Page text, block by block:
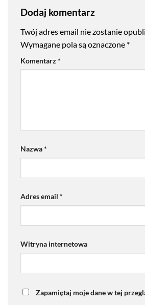
Dodaj komentarz
Twój adres email nie zostanie
Wymagane pola są oznaczone *
Komentarz*
Nazwa*
Adres email *
Witryna internetowa
Zapamiętaj moje dane w tej